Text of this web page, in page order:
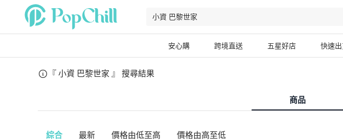
安心購 跨境直送 五星好店 快速出
『 小資 巴黎世家 』 搜尋結果
商品
綜合 最新 價格由低至高 價格由高至低